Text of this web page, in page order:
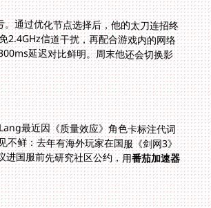
通过优化节点选择后，他的太刀连招终
2.4GHz信道干扰，再配合游戏内的网络
延迟对比鲜明。周末他还会切换影
最近因《质量效应》角色卡标注代词
鲜：去年有海外玩家在国服《剑网3》
进国服前先研究社区公约，用番茄加速器